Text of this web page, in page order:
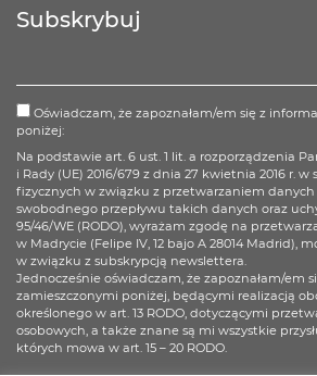
Subskrybuj
Oświadczam, że zapoznałam/em się z
poniżej:
Na podstawie art. 6 ust. 1 lit. a rozporządzenia
i Rady (UE) 2016/679 z dnia 27 kwietnia 2016 r.
fizycznych w związku z przetwarzaniem
swobodnego przepływu takich danych oraz
95/46/WE (RODO), wyrażam zgodę na
w Madrycie (Felipe IV, 12 bajo A 28014 Madrid),
w związku z subskrypcją newslettera.
Jednocześnie oświadczam, że zapoznałam/em
zamieszczonymi poniżej, będącymi realizacją
określonego w art. 13 RODO, dotyczącymi
osobowych, a także znane są mi wszystkie
których mowa w art. 15 – 20 RODO.